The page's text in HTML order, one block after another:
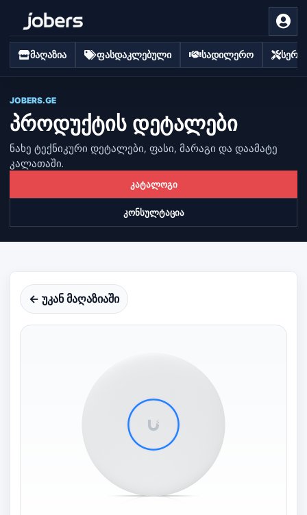
მაღაზია ფასდაკლებული სადილერო
JOBERS.GE
პროდუქტის დეტალები
ნახე ტექნიკური დეტალები, ფასი, მარაგი და დაამატე
კალათაში.
კატალოგი
კონსულტაცია
← უკან მაღაზიაში